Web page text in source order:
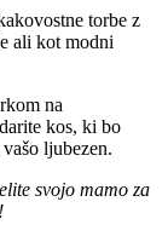
torbe z
ali kot modni
na
kos, ki bo
ljubezen.
svojo mamo za